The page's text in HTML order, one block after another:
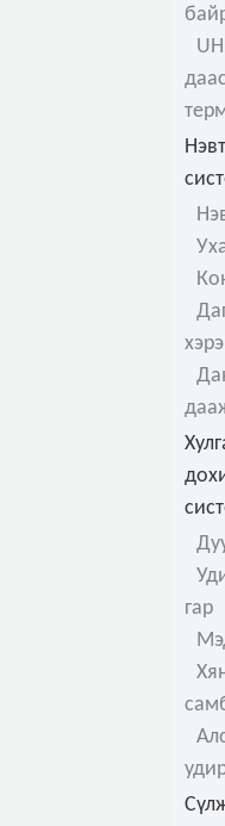
гар